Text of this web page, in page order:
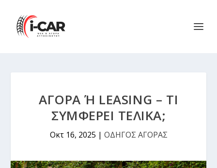
ΑΓΟΡΆ Ή LEASING – ΤΙ Σ
ΥΜΦΈΡΕΙ ΤΕΛΙΚΆ;
Οκτ 16, 2025 | ΟΔΗΓΟΣ ΑΓΟΡΑΣ